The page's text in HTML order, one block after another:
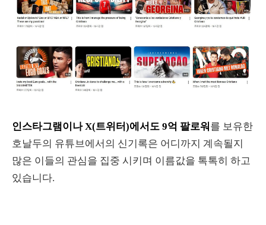
인스타그램이나 X(트위터)에서도 9억 팔로워 를 보유한
호날두의 유튜브에서의 신기록은 어디까지 계속될지
많은 이들의 관심을 집중 시키며 이름값을 톡톡히 하고
있습니다.